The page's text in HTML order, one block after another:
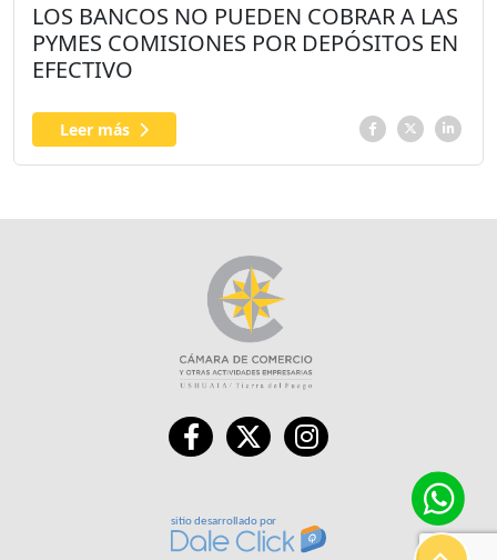
LOS BANCOS NO PUEDEN COBRAR A LAS
PYMES COMISIONES POR DEPÓSITOS EN
EFECTIVO
Leer más